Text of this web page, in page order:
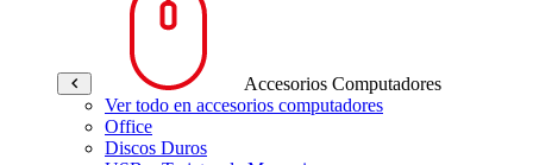
Accesorios Computadores
Ver todo en accesorios computadores
Office
Discos Duros